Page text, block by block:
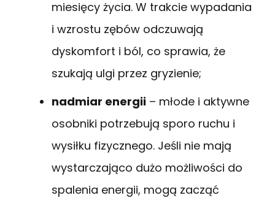
miesięcy życia. W trakcie wypadania
i wzrostu zębów odczuwają
dyskomfort i ból, co sprawia, że
szukają ulgi przez gryzienie;
nadmiar energii – młode i aktywne
osobniki potrzebują sporo ruchu i
wysiłku fizycznego. Jeśli nie mają
wystarczająco dużo możliwości do
spalenia energii, mogą zacząć